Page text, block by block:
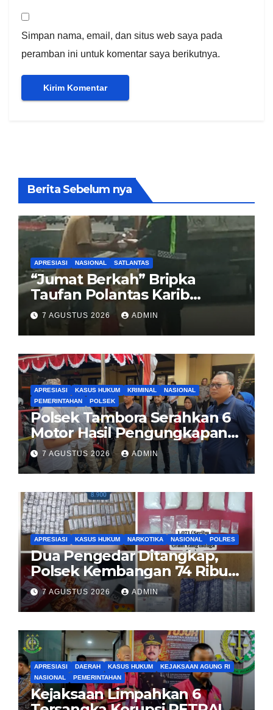
Simpan nama, email, dan situs web saya pada
peramban ini untuk komentar saya berikutnya.
Berita Sebelum nya
APRESIASI NASIONAL SATLANTAS
“Jumat Berkah” Bripka
Taufan Polantas Karib
Bagikan Nasi Kotak untuk
Sopir Truk yang Mogok di KM
00 Pondok Aren
7 AGUSTUS 2026 ADMIN
APRESIASI KASUS HUKUM KRIMINAL
NASIONAL
PEMERINTAHAN
POLSEK
Polsek Tambora Serahkan 6
Motor Hasil Pengungkapan
Kasus Curanmor Kepada
Pemilik Yang sah
7 AGUSTUS 2026 ADMIN
APRESIASI KASUS HUKUM NARKOTIKA NASIONAL POLRES
Dua Pengedar Ditangkap,
Polsek Kembangan 74 Ribu
Obat Keras, Sabu Hingga
Puluhan Vape Etomidate
Diamankan
7 AGUSTUS 2026 ADMIN
APRESIASI DAERAH KASUS HUKUM
KEJAKSAAN AGUNG RI
NASIONAL
PEMERINTAHAN
Kejaksaan Limpahkan 6